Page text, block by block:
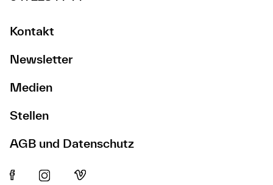
Kontakt
Newsletter
Medien
Stellen
AGB und Datenschutz